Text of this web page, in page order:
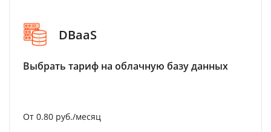
DBaaS
Выбрать тариф на облачную базу данных
От 0.80 руб./месяц